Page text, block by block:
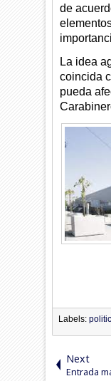
de
La idea
coincida
pueda
Labels:
Next
Entrada